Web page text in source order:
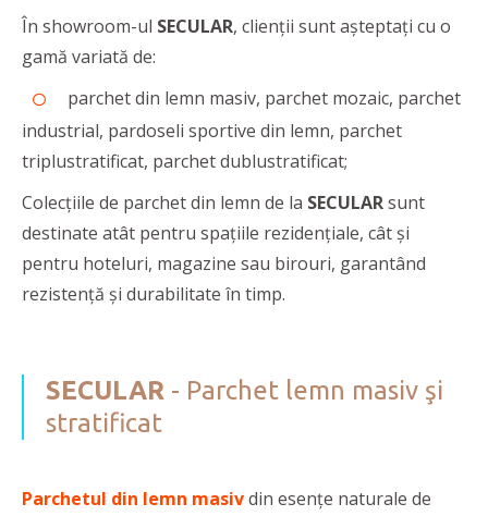
În showroom-ul SECULAR, clienții sunt așteptați cu o
gamă variată de:
parchet din lemn masiv, parchet mozaic, parchet
industrial, pardoseli sportive din lemn, parchet
triplustratificat, parchet dublustratificat;
Colecțiile de parchet din lemn de la SECULARsunt
destinate atât pentru spațiile rezidențiale, cât și
pentru hoteluri, magazine sau birouri, garantând
rezistență și durabilitate în timp.
SECULAR - Parchet lemn masiv şi
stratificat
Parchetul din lemn masivdin esențe naturale de